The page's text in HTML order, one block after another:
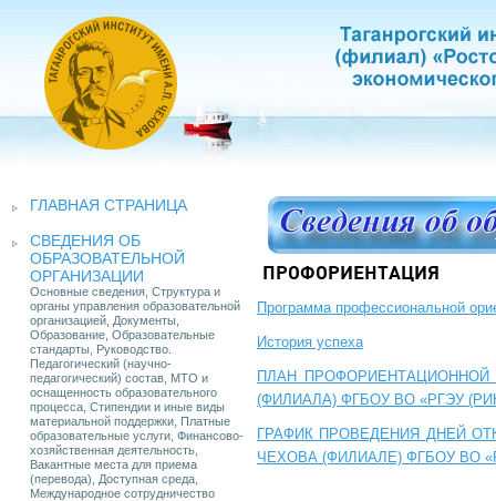
ГЛАВНАЯ СТРАНИЦА
СВЕДЕНИЯ ОБ
ОБРАЗОВАТЕЛЬНОЙ
ОРГАНИЗАЦИИ
Основные сведения, Структура и
органы управления образовательной
организацией, Документы,
Образование, Образовательные
стандарты, Руководство.
Педагогический (научно-
педагогический) состав, МТО и
оснащенность образовательного
процесса, Стипендии и иные виды
материальной поддержки, Платные
образовательные услуги, Финансово-
хозяйственная деятельность,
Вакантные места для приема
(перевода), Доступная среда,
Международное сотрудничество
ПРОФОРИЕНТАЦИЯ
Программа профессиональной
История успеха
ПЛАН ПРОФОРИЕНТАЦИОННОЙ
(ФИЛИАЛА) ФГБОУ ВО «РГЭУ
ГРАФИК ПРОВЕДЕНИЯ ДНЕЙ
ЧЕХОВА (ФИЛИАЛЕ) ФГБОУ ВО